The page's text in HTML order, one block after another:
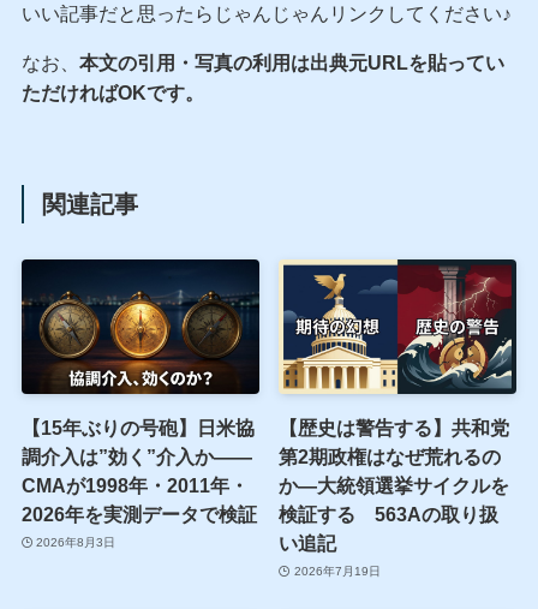
いい記事だと思ったらじゃんじゃんリンクしてください♪
なお、 本文の引用・写真の利用は出典元URLを貼ってい
ただければOKです。
関連記事
【15年ぶりの号砲】日米協
調介入は”効く”介入か——
CMAが1998年・2011年・
2026年を実測データで検証
2026年8月3日
【歴史は警告する】共和党
第2期政権はなぜ荒れるの
か—大統領選挙サイクルを
検証する 563Aの取り扱
い追記
2026年7月19日